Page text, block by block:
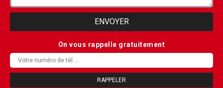
On vous rappelle gratuitement